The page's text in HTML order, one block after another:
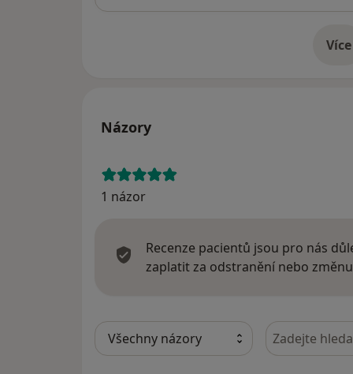
Více
o
Názory
1 názor
Recenze pacientů jsou pro nás
zaplatit za odstranění nebo
Hledejte v